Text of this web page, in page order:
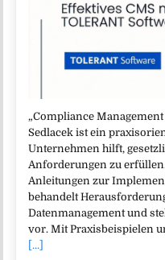
„Compliance
Sedlacek ist ein
Unternehmen hilft,
Anforderungen zu
Anleitungen zur
behandelt
Datenmanagement und
vor. Mit Praxisbeispielen
[...]